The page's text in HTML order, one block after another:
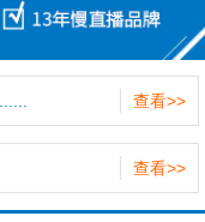
查看>>
查看>>